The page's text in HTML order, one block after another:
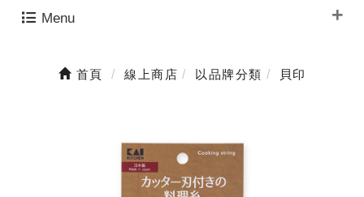
Menu
首頁 線上商店 以品牌分類 貝印